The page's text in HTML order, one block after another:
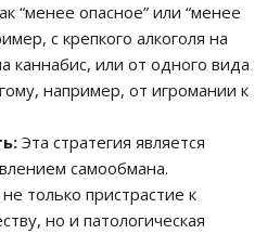
“менее опасное” или “менее
с крепкого алкоголя на
каннабис, или от одного вида
например, от игромании к
Эта стратегия является
самообмана.
не только пристрастие к
но и патологическая